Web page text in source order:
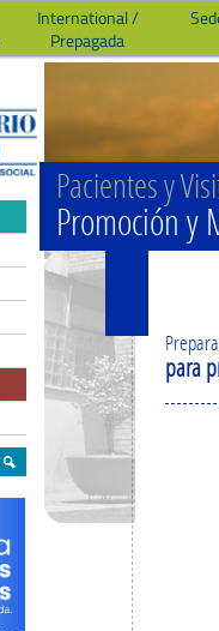
International /
Prepagada
Pacientes y
Promoción y
para